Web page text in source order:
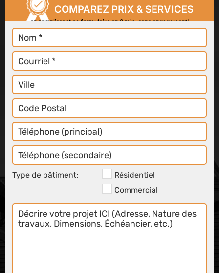
COMPAREZ PRIX & SERVICES
en remplissant ce formulaire en 2 min, sans engagement!
Nom
Courriel
Ville
Code
Postal
Téléphone
Principal
Téléphone
Secondaire
Type de bâtiment:
Résidentiel
Commercial
Décrire
votre